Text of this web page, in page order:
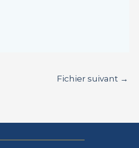
Fichier suivant →